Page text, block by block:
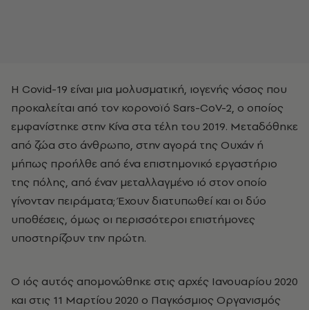
Η Covid-19 είναι μια μολυσματική, ιογενής νόσος που
προκαλείται από τον κορονοϊό Sars-CoV-2, ο οποίος
εμφανίστηκε στην Κίνα στα τέλη του 2019. Μεταδόθηκε
από ζώα στο άνθρωπο, στην αγορά της Ουχάν ή
μήπως προήλθε από ένα επιστημονικό εργαστήριο
της πόλης, από έναν μεταλλαγμένο ιό στον οποίο
γίνονταν πειράματα; Έχουν διατυπωθεί και οι δύο
υποθέσεις, όμως οι περισσότεροι επιστήμονες
υποστηρίζουν την πρώτη.
Ο ιός αυτός απομονώθηκε στις αρχές Ιανουαρίου 2020
και στις 11 Μαρτίου 2020 ο Παγκόσμιος Οργανισμός